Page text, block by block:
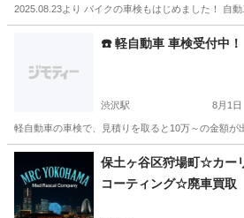
部品交換しません😤大好
に安く!? ユーザー車検
普通車48000円〜！ バイ
2025.08.23より バイクの車検もはじめました！
南町田グランベリーパーク駅
ユーザー車検
☎️ 軽自動車 車検受付中！
渋沢駅 8月1日
軽自動車の車検で、見積りを取ると10万～の金額
神奈川 秦野市 渋沢駅 車検 格安
保土ヶ谷区狩場町☆カ
コーティング☆廃車買取